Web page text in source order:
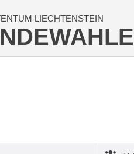
LIECHTENSTEIN